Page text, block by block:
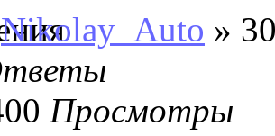
Nikolay_Auto »
Просмотры